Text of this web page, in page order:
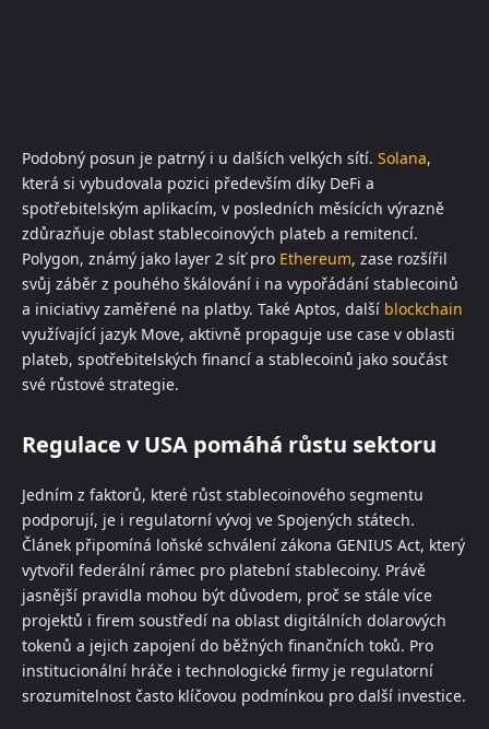
Podobný posun je patrný i u dalších velkých sítí. Solana,
která si vybudovala pozici především díky DeFi a
spotřebitelským aplikacím, v posledních měsících výrazně
zdůrazňuje oblast stablecoinových plateb a remitencí.
Polygon, známý jako layer 2 síť pro Ethereum, zase rozšířil
svůj záběr z pouhého škálování i na vypořádání stablecoinů
a iniciativy zaměřené na platby. Také Aptos, další blockchain
využívající jazyk Move, aktivně propaguje use case v oblasti
plateb, spotřebitelských financí a stablecoinů jako součást
své růstové strategie.
Regulace v USA pomáhá růstu sektoru
Jedním z faktorů, které růst stablecoinového segmentu
podporují, je i regulatorní vývoj ve Spojených státech.
Článek připomíná loňské schválení zákona GENIUS Act, který
vytvořil federální rámec pro platební stablecoiny. Právě
jasnější pravidla mohou být důvodem, proč se stále více
projektů i firem soustředí na oblast digitálních dolarových
tokenů a jejich zapojení do běžných finančních toků. Pro
institucionální hráče i technologické firmy je regulatorní
srozumitelnost často klíčovou podmínkou pro další investice.